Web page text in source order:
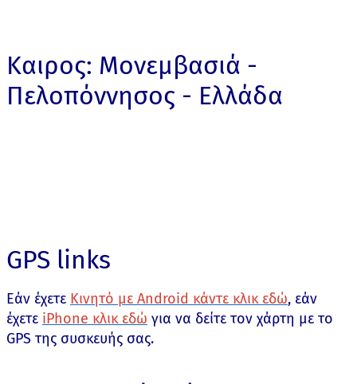
Καιρος: Μονεμβασιά -
Πελοπόννησος - Ελλάδα
GPS links
Εάν έχετε Κινητό με Android κάντε κλικ εδώ, εάν
έχετε iPhone κλικ εδώ για να δείτε τον χάρτη με το
GPS της συσκευής σας.